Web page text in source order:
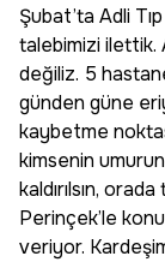
Şubat’ta Adli
talebimizi ilettik.
değiliz. 5
günden güne
kaybetme
kimsenin
kaldırılsın,
Perinçek’le
veriyor.